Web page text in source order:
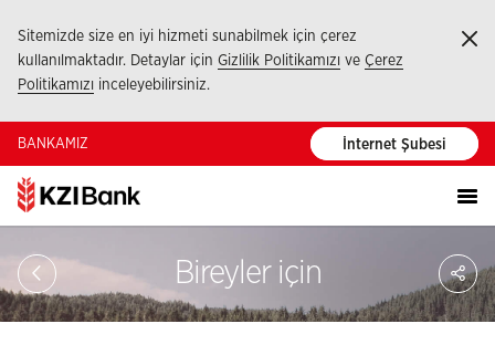
Sitemizde size en iyi hizmeti sunabilmek için çerez
kullanılmaktadır. Detaylar için Gizlilik Politikamızı ve Çerez
Politikamızı inceleyebilirsiniz.
BANKAMIZ İnternet Şubesi
Bireyler için